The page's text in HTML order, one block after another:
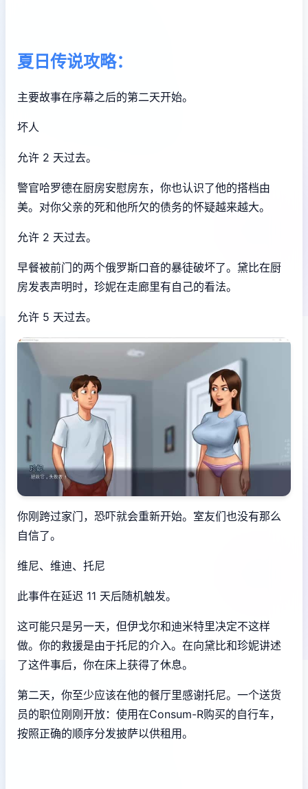
夏日传说攻略：
主要故事在序幕之后的第二天开始。
坏人
允许 2 天过去。
警官哈罗德在厨房安慰房东，你也认识了他的搭档由
美。对你父亲的死和他所欠的债务的怀疑越来越大。
允许 2 天过去。
早餐被前门的两个俄罗斯口音的暴徒破坏了。黛比在厨
房发表声明时，珍妮在走廊里有自己的看法。
允许 5 天过去。
你刚跨过家门，恐吓就会重新开始。室友们也没有那么
自信了。
维尼、维迪、托尼
此事件在延迟 11 天后随机触发。
这可能只是另一天，但伊戈尔和迪米特里决定不这样
做。你的救援是由于托尼的介入。在向黛比和珍妮讲述
了这件事后，你在床上获得了休息。
第二天，你至少应该在他的餐厅里感谢托尼。一个送货
员的职位刚刚开放：使用在Consum-R购买的自行车，
按照正确的顺序分发披萨以供租用。